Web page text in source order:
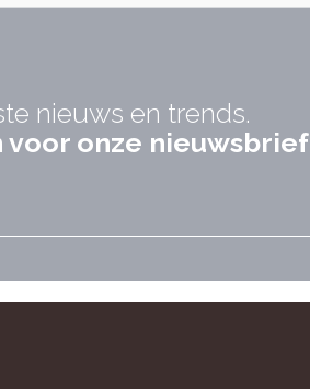
nieuws en trends.
voor onze nieuwsbrief